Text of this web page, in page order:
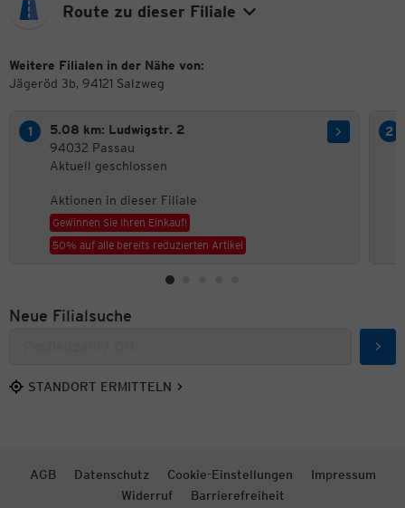
Route zu dieser Filiale
Weitere Filialen in der Nähe von:
Jägeröd 3b, 94121 Salzweg
5.08 km: Ludwigstr. 2
94032 Passau
Aktuell geschlossen
Aktionen in dieser Filiale
Gewinnen Sie Ihren Einkauf!
50% auf alle bereits reduzierten Artikel
Neue Filialsuche
STANDORT ERMITTELN
AGB Datenschutz Cookie-Einstellungen
Impressum
Widerruf
Barrierefreiheit